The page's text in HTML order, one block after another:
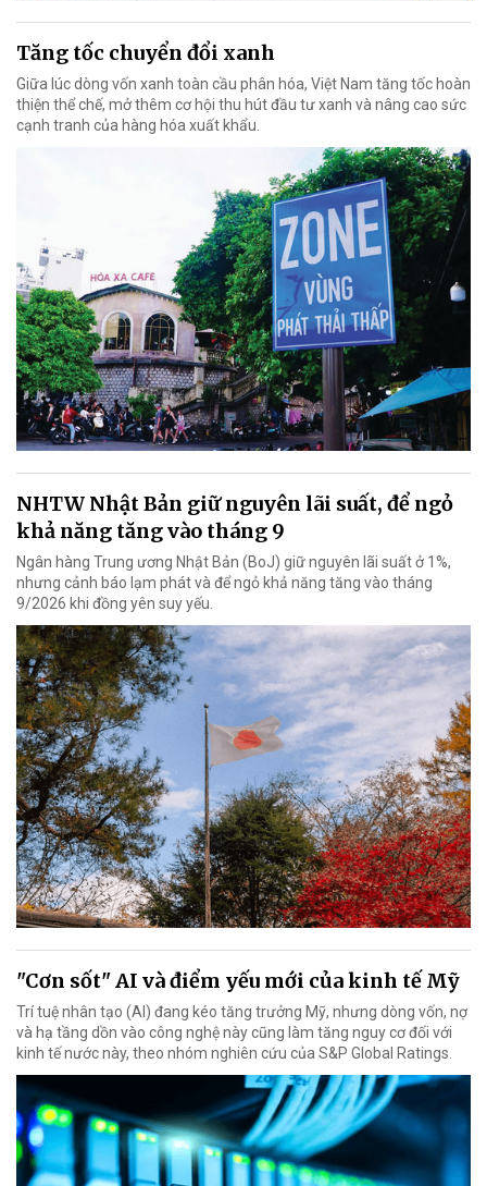
Tăng tốc chuyển đổi xanh
Giữa lúc dòng vốn xanh toàn cầu phân hóa, Việt Nam tăng tốc hoàn
thiện thể chế, mở thêm cơ hội thu hút đầu tư xanh và nâng cao sức
cạnh tranh của hàng hóa xuất khẩu.
NHTW Nhật Bản giữ nguyên lãi suất, để ngỏ
khả năng tăng vào tháng 9
Ngân hàng Trung ương Nhật Bản (BoJ) giữ nguyên lãi suất ở 1%,
nhưng cảnh báo lạm phát và để ngỏ khả năng tăng vào tháng
9/2026 khi đồng yên suy yếu.
"Cơn sốt" AI và điểm yếu mới của kinh tế Mỹ
Trí tuệ nhân tạo (AI) đang kéo tăng trưởng Mỹ, nhưng dòng vốn, nợ
và hạ tầng dồn vào công nghệ này cũng làm tăng nguy cơ đối với
kinh tế nước này, theo nhóm nghiên cứu của S&P Global Ratings.